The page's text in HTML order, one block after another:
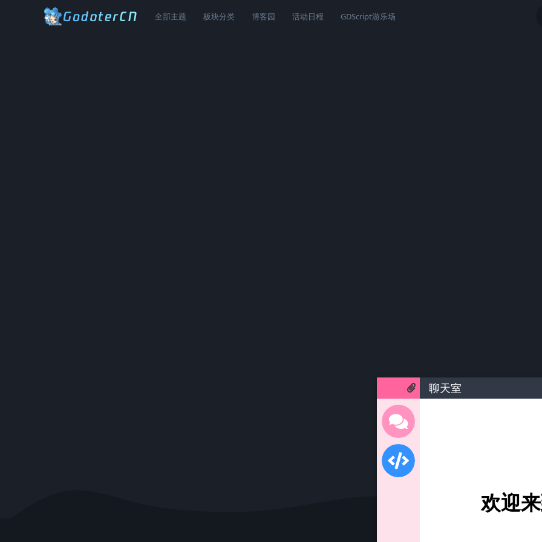
全部主题 板块分类 博客园 活动日程 GDScript游乐场
聊天室
欢迎